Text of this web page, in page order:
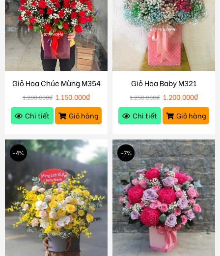
Giỏ Hoa Chúc Mừng M354
1.200.000₫ 1.150.000₫
Chi tiết
Giỏ hàng
Giỏ Hoa Baby M321
1.250.000₫ 1.200.000₫
Chi tiết
Giỏ hàng
-4% -7%